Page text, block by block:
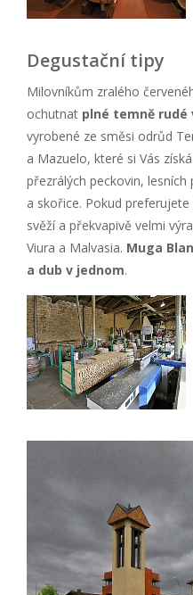
Degustační tipy
Milovníkům zralého
ochutnat plné temně rudé
vyrobené ze směsi odrůd
a Mazuelo, které si Vás
přezrálých peckovin,
a skořice. Pokud
svěží a překvapivě velmi
Viura a Malvasia. Muga
a dub v jednom.